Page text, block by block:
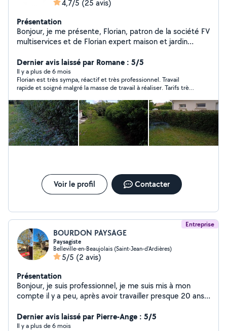
4,7/5 (25 avis)
Présentation
Bonjour, je me présente, Florian, patron de la société FV
multiservices et de Florian expert maison et jardin
disposition pour tous vos travaux extérieurs tels que
aménagement paysager, tonte, débroussaillage, petit
élagage, abattage arbre et bien d'autres tâches que
vous pouvez nous confier. N'hésitez pas à jeter un coup
d'oeil sur notre profil Florian expert maison et jardin afin
de voir le travail que nous réalisons au quotidien. Nous
nous adapterons à l'ensemble de vos demandes. Rappel
: mon nouveau nom de société est Florian expert
maison et jardin, vous pouvez voir notre profil sur
Dernier avis laissé par Romane : 5/5
Il y a plus de 6 mois
Florian est très sympa, réactif et très professionnel. Travail
rapide et soigné malgré la masse de travail à réaliser. Tarifs très
100%.
Voir le profil Contacter
Entreprise
BOURDON PAYSAGE
Paysagiste
Belleville-en-Beaujolais (Saint-Jean-d'Ardières)
5/5 (2 avis)
Présentation
Bonjour, je suis professionnel, je me suis mis à mon
compte il y a peu, après avoir travailler presque 20 ans
rigoureuse, soucieuse des demandes de mes clients, je
m'adapte au mieux aux demandes, et sait être à
Dernier avis laissé par Pierre-Ange : 5/5
Il y a plus de 6 mois